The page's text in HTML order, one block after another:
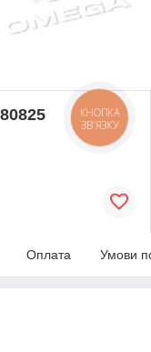
Оплата Умови
КНОПКА
ЗВ'ЯЗКУ